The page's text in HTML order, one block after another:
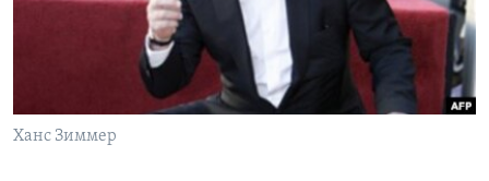
Learning English
СОЦИАЛЬНЫЕ СЕТИ
Ханс Зиммер